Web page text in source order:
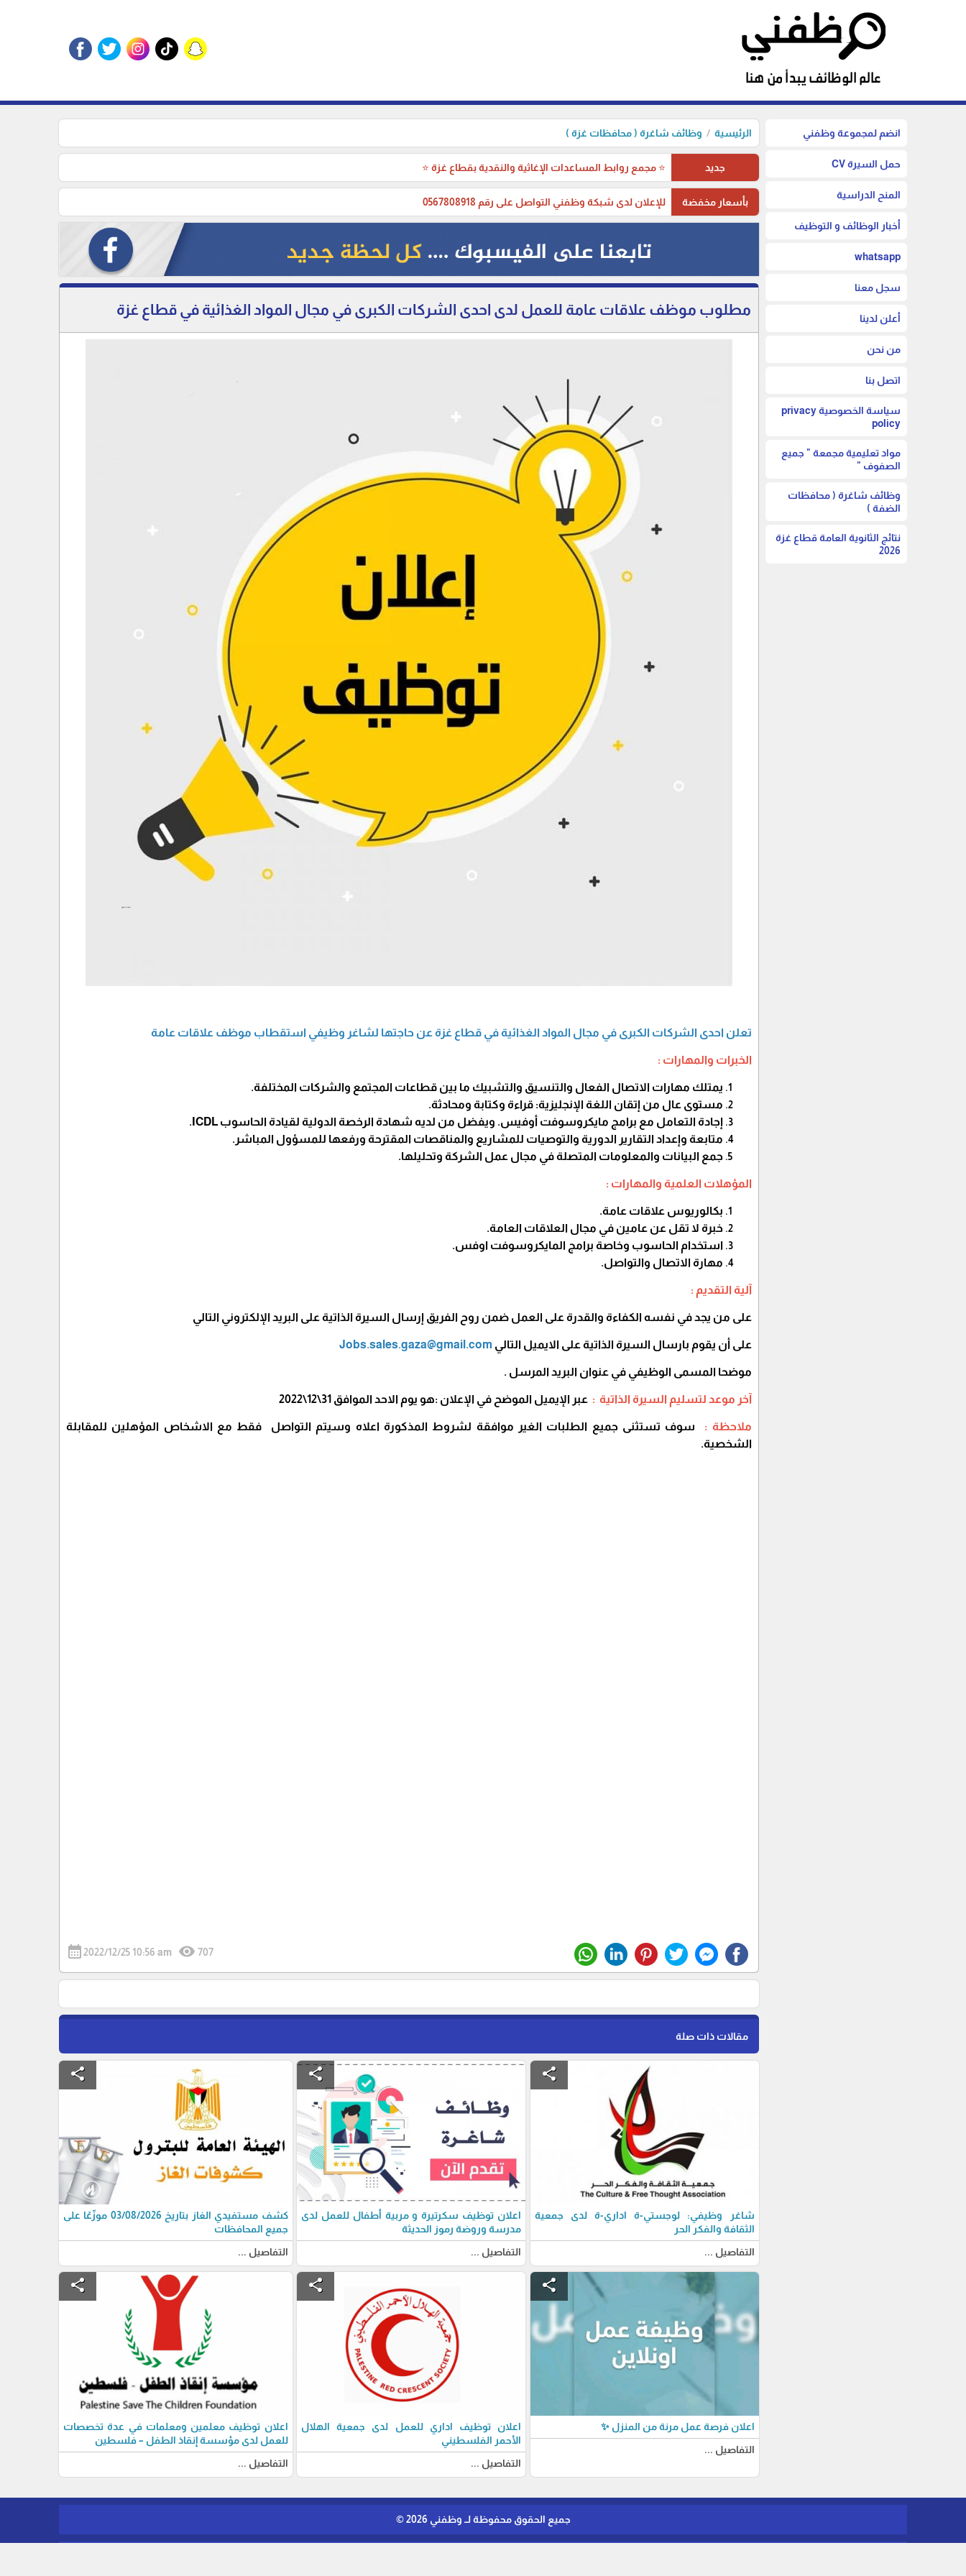
انضم لمجموعة وظفني
حمل السيرة CV
المنح الدراسية
أخبار الوظائف و التوظيف
whatsapp
سجل معنا
أعلن لدينا
من نحن
اتصل بنا
سياسة الخصوصية privacy
policy
مواد تعليمية مجمعة " جميع
الصفوف "
وظائف شاغرة ( محافظات
الضفة )
نتائج الثانوية العامة قطاع غزة
2026
الرئيسية وظائف شاغرة ( محافظات غزة )
جديد ⭐ مجمع روابط المساعدات الإغاثية والنقدية بقطاع غزة ⭐
بأسعار مخفضة للإعلان لدى شبكة وظفني التواصل على رقم 0567808918
مطلوب موظف علاقات عامة للعمل لدى احدى الشركات الكبرى في مجال المواد الغذائية في قطاع غزة
تعلن احدى الشركات الكبرى في مجال المواد الغذائية في قطاع غزة عن حاجتها لشاغر وظيفي استقطاب موظف علاقات عامة
الخبرات والمهارات :
يمتلك مهارات الاتصال الفعال والتنسيق والتشبيك ما بين قطاعات المجتمع والشركات المختلفة.
مستوى عال من إتقان اللغة الإنجليزية: قراءة وكتابة ومحادثة.
إجادة التعامل مع برامج مايكروسوفت أوفيس. ويفضل من لديه شهادة الرخصة الدولية لقيادة الحاسوب ICDL.
متابعة وإعداد التقارير الدورية والتوصيات للمشاريع والمناقصات المقترحة ورفعها للمسؤول المباشر.
جمع البيانات والمعلومات المتصلة في مجال عمل الشركة وتحليلها.
المؤهلات العلمية والمهارات :
بكالوريوس علاقات عامة.
خبرة لا تقل عن عامين في مجال العلاقات العامة.
استخدام الحاسوب وخاصة برامج المايكروسوفت اوفس.
مهارة الاتصال والتواصل.
آلية التقديم :
على من يجد في نفسه الكفاءة والقدرة على العمل ضمن روح الفريق إرسال السيرة الذاتية على البريد الإلكتروني التالي
على أن يقوم بارسال السيرة الذاتية على الايميل التالي Jobs.sales.gaza@gmail.com
موضحا المسمى الوظيفي في عنوان البريد المرسل .
آخر موعد لتسليم السيرة الذاتية : عبر الإيميل الموضح في الإعلان :هو يوم الاحد الموافق 31\12\2022
ملاحظة : سوف تستثنى جميع الطلبات الغير موافقة لشروط المذكورة اعلاه وسيتم التواصل فقط مع الاشخاص المؤهلين للمقابلة
الشخصية.
calendar_month2022/12/25 10:56 am visibility 707
مقالات ذات صلة
share
شاغر وظيفي: لوجستي-ة اداري-ة لدى جمعية
الثقافة والفكر الحر
التفاصيل ...
share
اعلان توظيف سكرتيرة و مربية أطفال للعمل لدى
مدرسة وروضة رموز الحديثة
التفاصيل ...
share
كشف مستفيدي الغاز بتاريخ 03/08/2026 موزّعًا على
جميع المحافظات
التفاصيل ...
share
اعلان فرصة عمل مرنة من المنزل ✨
التفاصيل ...
share
اعلان توظيف اداري للعمل لدى جمعية الهلال
الأحمر الفلسطيني
التفاصيل ...
share
اعلان توظيف معلمين ومعلمات في عدة تخصصات
للعمل لدى مؤسسة إنقاذ الطفل – فلسطين
التفاصيل ...
جميع الحقوق محفوظة لــ وظفني 2026 ©